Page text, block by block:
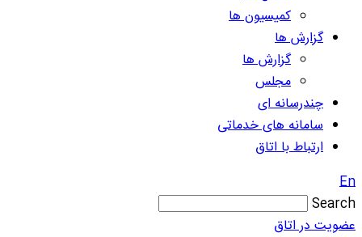
کمیسیون ها
گزارش ها
گزارش ها
مجلس
چندرسانه ای
سامانه های خدماتی
ارتباط با اتاق
En
Search
عضویت در اتاق